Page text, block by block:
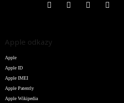
Apple odkazy
Apple
Apple ID
Apple IMEI
Apple Patently
Apple Wikipedia